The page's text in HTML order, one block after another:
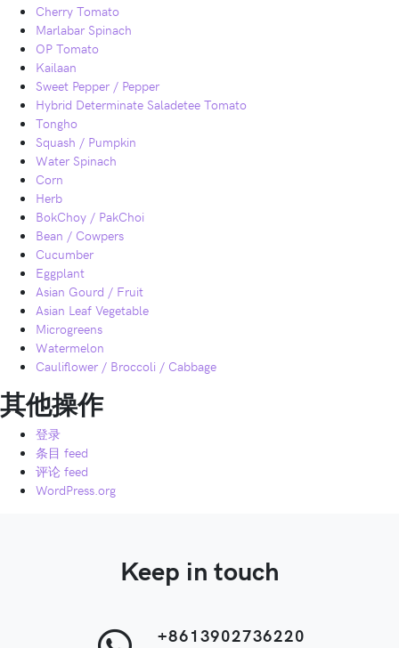
Cherry Tomato
Marlabar Spinach
OP Tomato
Kailaan
Sweet Pepper / Pepper
Hybrid Determinate Saladetee Tomato
Tongho
Squash / Pumpkin
Water Spinach
Corn
Herb
BokChoy / PakChoi
Bean / Cowpers
Cucumber
Eggplant
Asian Gourd / Fruit
Asian Leaf Vegetable
Microgreens
Watermelon
Cauliflower / Broccoli / Cabbage
其他操作
登录
条目 feed
评论 feed
WordPress.org
Keep in touch
+8613902736220